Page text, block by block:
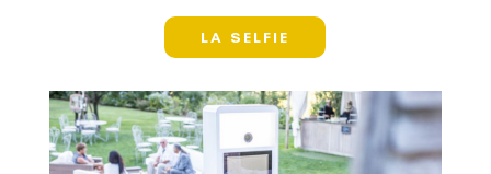
LA SELFIE
La borne à selfie qui vous fera